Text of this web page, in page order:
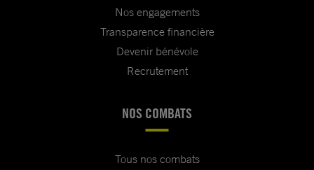
Nos engagements
Transparence financière
Devenir bénévole
Recrutement
NOS COMBATS
Tous nos combats